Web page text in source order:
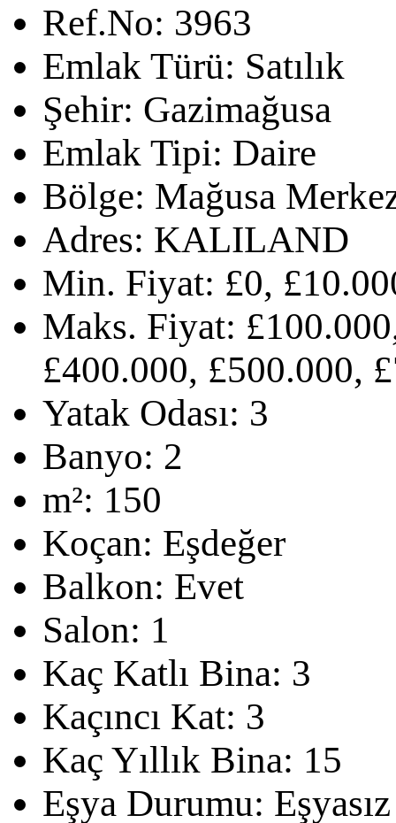
Ref.No: 3963
Emlak Türü: Satılık
Şehir: Gazimağusa
Emlak Tipi: Daire
Bölge: Mağusa
Adres: KALILAND
Min. Fiyat: £0,
Maks. Fiyat:
£400.000, £500.000,
Yatak Odası: 3
Banyo: 2
m²: 150
Koçan: Eşdeğer
Balkon: Evet
Salon: 1
Kaç Katlı Bina: 3
Kaçıncı Kat: 3
Kaç Yıllık Bina: 15
Eşya Durumu: Eşyasız